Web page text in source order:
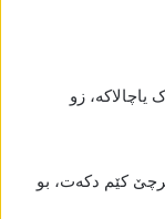
زو
کێم دکەت، بو